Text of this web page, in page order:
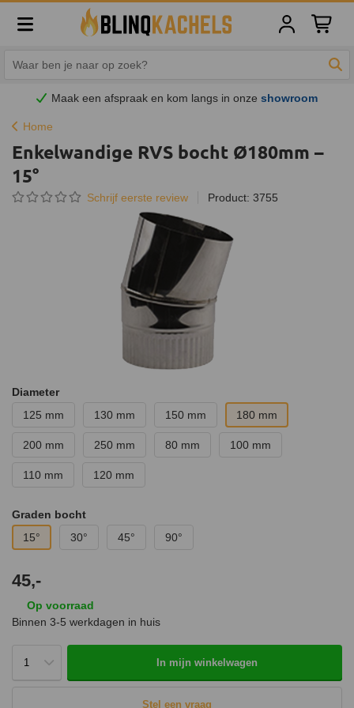
Maak een afspraak en kom langs in onzeshowroom
Home
Enkelwandige RVS bocht Ø180mm –
15°
Schrijf eerste review Product: 3755
Diameter
125 mm
130 mm 150 mm 180 mm
200 mm 250 mm 80 mm 100 mm
110 mm 120 mm
Graden bocht
15°
30° 45° 90°
45,-
Op voorraad
Binnen 3-5 werkdagen in huis
In mijn winkelwagen
Stel een vraag